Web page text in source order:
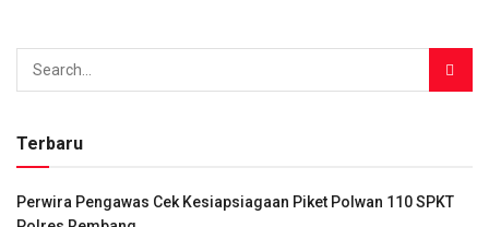
Terbaru
Perwira Pengawas Cek Kesiapsiagaan Piket Polwan 110 SPKT